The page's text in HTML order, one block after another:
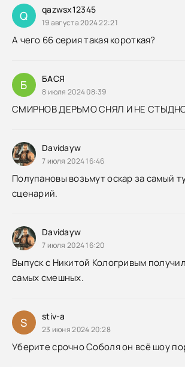
Q qazwsx12345
19 августа 2024 22:21
А чего 66 серия такая короткая?
Б БАСЯ
8 июля 2024 08:39
СМИРНОВ ДЕРЬМО СНЯЛ И НЕ
Davidayw
7 июля 2024 16:46
Полупановы возьмут оскар за самый
сценарий.
Davidayw
7 июля 2024 16:20
Выпуск с Никитой Кологривым
самых смешных.
S stiv-a
23 июня 2024 20:28
Уберите срочно Соболя он всё шоу